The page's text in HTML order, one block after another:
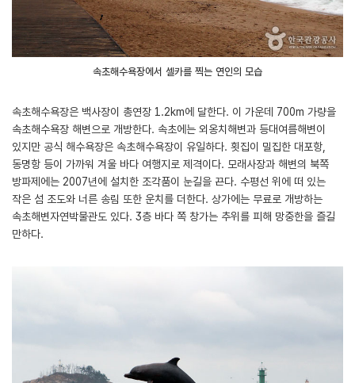
속초해수욕장에서 셀카를 찍는 연인의 모습
속초해수욕장은 백사장이 총연장 1.2km에 달한다. 이 가운데 700m 가량을
속초해수욕장 해변으로 개방한다. 속초에는 외옹치해변과 등대여름해변이
있지만 공식 해수욕장은 속초해수욕장이 유일하다. 횟집이 밀집한 대포항,
동명항 등이 가까워 겨울 바다 여행지로 제격이다. 모래사장과 해변의 북쪽
방파제에는 2007년에 설치한 조각품이 눈길을 끈다. 수평선 위에 떠 있는
작은 섬 조도와 너른 송림 또한 운치를 더한다. 상가에는 무료로 개방하는
속초해변자연박물관도 있다. 3층 바다 쪽 창가는 추위를 피해 망중한을 즐길
만하다.